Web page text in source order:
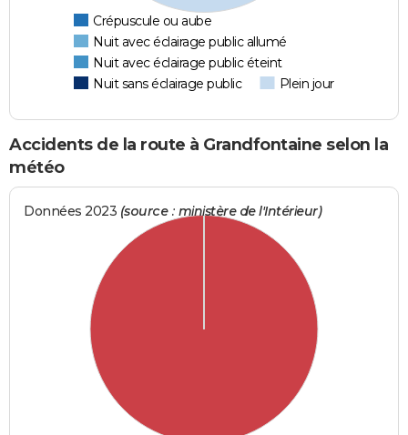
Crépuscule ou aube
Nuit avec éclairage public allumé
Nuit avec éclairage public éteint
Nuit sans éclairage public
Plein jour
Accidents de la route à Grandfontaine selon la
météo
Données 2023 (source : ministère de l'Intérieur)